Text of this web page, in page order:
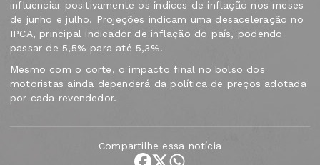
influenciar positivamente os índices de inflação nos meses
de junho e julho. Projeções indicam uma desaceleração no
IPCA, principal indicador de inflação do país, podendo
passar de 5,5% para até 5,3%.
Mesmo com o corte, o impacto final no bolso dos
motoristas ainda dependerá da política de preços adotada
por cada revendedor.
Compartilhe essa notícia